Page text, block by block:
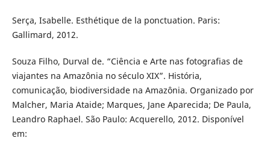
Serça, Isabelle. Esthétique de la ponctuation. Paris:
Gallimard, 2012.
Souza Filho, Durval de. “Ciência e Arte nas fotografias de
viajantes na Amazônia no século XIX”. História,
comunicação, biodiversidade na Amazônia. Organizado por
Malcher, Maria Ataide; Marques, Jane Aparecida; De Paula,
Leandro Raphael. São Paulo: Acquerello, 2012. Disponível
em: